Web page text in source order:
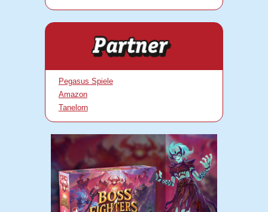
Pegasus Spiele
Amazon
Tanelorn